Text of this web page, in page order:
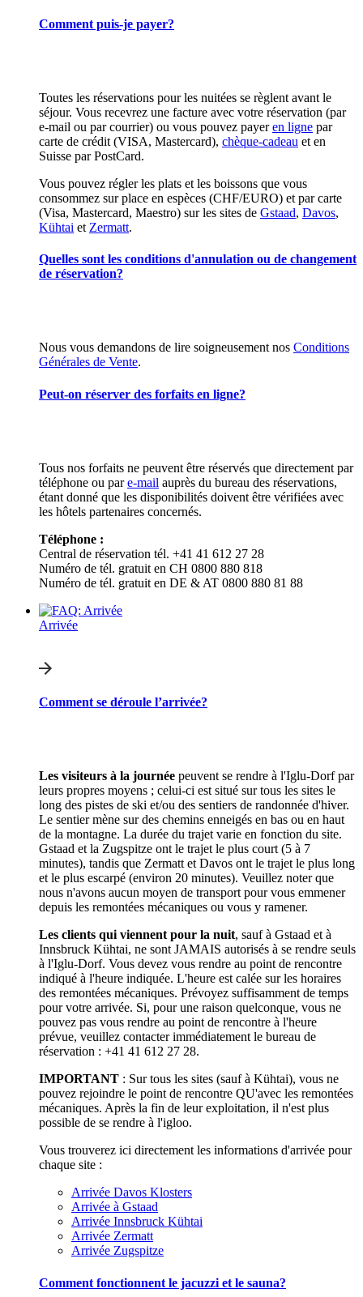
Comment puis-je payer?
Toutes les réservations pour les nuitées se règlent avant le
séjour. Vous recevrez une facture avec votre réservation (par
e-mail ou par courrier) ou vous pouvez payeren ligne par
carte de crédit (VISA, Mastercard), chèque-cadeau et en
Suisse par PostCard.
Vous pouvez régler les plats et les boissons que vous
consommez sur place en espèces (CHF/EURO) et par carte
(Visa, Mastercard, Maestro) sur les sites de Gstaad, Davos,
Kühtai et Zermatt.
Quelles sont les conditions d'annulation ou de changement
de réservation?
Nous vous demandons de lire soigneusement nos Conditions
Générales de Vente.
Peut-on réserver des forfaits en ligne?
Tous nos forfaits ne peuvent être réservés que directement par
téléphone ou pare-mail auprès du bureau des réservations,
étant donné que les disponibilités doivent être vérifiées avec
les hôtels partenaires concernés.
Téléphone :
Central de réservation tél. +41 41 612 27 28
Numéro de tél. gratuit en CH 0800 880 818
Numéro de tél. gratuit en DE & AT 0800 880 81 88
Arrivée
Comment se déroule l’arrivée?
Les visiteurs à la journée peuvent se rendre à l'Iglu-Dorf par
leurs propres moyens ; celui-ci est situé sur tous les sites le
long des pistes de ski et/ou des sentiers de randonnée d'hiver.
Le sentier mène sur des chemins enneigés en bas ou en haut
de la montagne. La durée du trajet varie en fonction du site.
Gstaad et la Zugspitze ont le trajet le plus court (5 à 7
minutes), tandis que Zermatt et Davos ont le trajet le plus long
et le plus escarpé (environ 20 minutes). Veuillez noter que
nous n'avons aucun moyen de transport pour vous emmener
depuis les remontées mécaniques ou vous y ramener.
Les clients qui viennent pour la nuit, sauf à Gstaad et à
Innsbruck Kühtai, ne sont JAMAIS autorisés à se rendre seuls
à l'Iglu-Dorf. Vous devez vous rendre au point de rencontre
indiqué à l'heure indiquée. L'heure est calée sur les horaires
des remontées mécaniques. Prévoyez suffisamment de temps
pour votre arrivée. Si, pour une raison quelconque, vous ne
pouvez pas vous rendre au point de rencontre à l'heure
prévue, veuillez contacter immédiatement le bureau de
réservation : +41 41 612 27 28.
IMPORTANT : Sur tous les sites (sauf à Kühtai), vous ne
pouvez rejoindre le point de rencontre QU'avec les remontées
mécaniques. Après la fin de leur exploitation, il n'est plus
possible de se rendre à l'igloo.
Vous trouverez ici directement les informations d'arrivée pour
chaque site :
Arrivée Davos Klosters
Arrivée à Gstaad
Arrivée Innsbruck Kühtai
Arrivée Zermatt
Arrivée Zugspitze
Comment fonctionnent le jacuzzi et le sauna?